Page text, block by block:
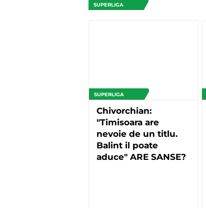
SUPERLIGA
SUPERLIGA
Chivorchian:
"Timisoara are
nevoie de un titlu.
Balint il poate
aduce" ARE SANSE?